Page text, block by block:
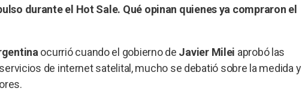
durante el Hot Sale. Qué opinan quienes ya compraron el
ocurrió cuando el gobierno de Javier Milei aprobó las
de internet satelital, mucho se debatió sobre la medida y